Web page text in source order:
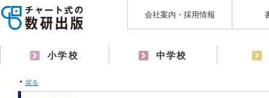
会社案内・採用情報
小学校 中学校
戻る